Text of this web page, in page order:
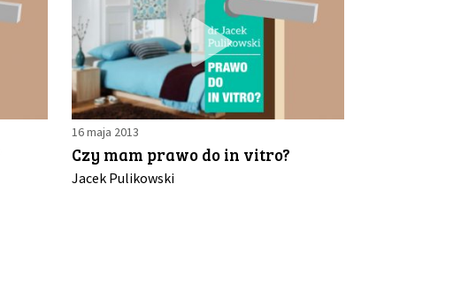
16 maja 2013
Czy mam prawo do in vitro?
Jacek Pulikowski